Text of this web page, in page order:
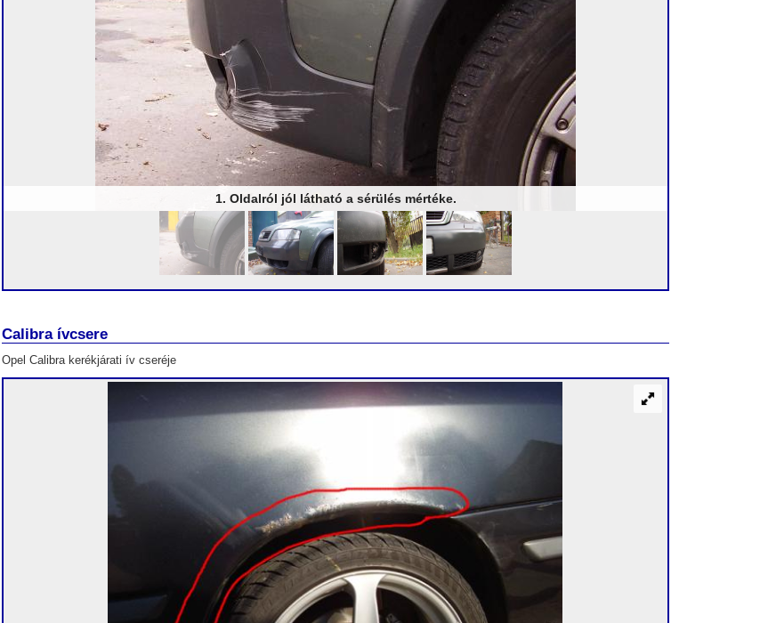
1. Oldalról jól látható a sérülés mértéke.
Calibra ívcsere
Opel Calibra kerékjárati ív cseréje